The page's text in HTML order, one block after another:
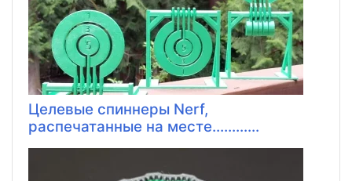
Целевые спиннеры Nerf,
распечатанные на месте............